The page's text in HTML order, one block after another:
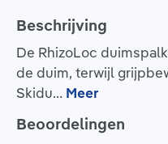
Beschrijving
De RhizoLoc
de duim, terwijl
Skidu… Meer
Beoordelingen